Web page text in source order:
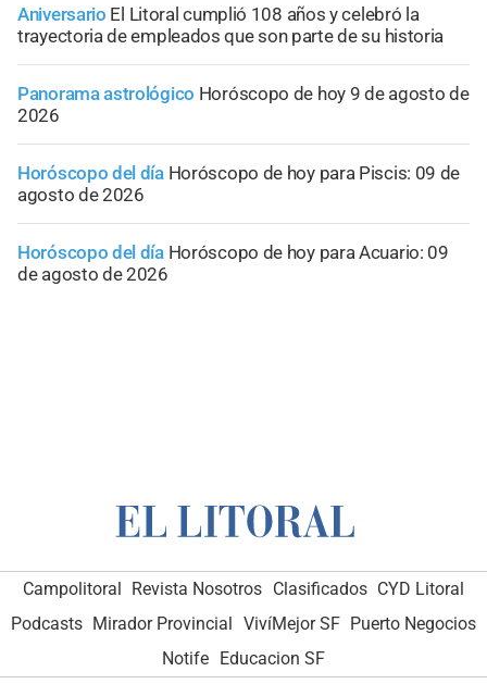
Aniversario El Litoral cumplió 108 años y celebró la
trayectoria de empleados que son parte de su historia
Panorama astrológico Horóscopo de hoy 9 de agosto de
2026
Horóscopo del día Horóscopo de hoy para Piscis: 09 de
agosto de 2026
Horóscopo del día Horóscopo de hoy para Acuario: 09
de agosto de 2026
Campolitoral Revista Nosotros Clasificados CYD Litoral
Podcasts Mirador Provincial VivíMejor SF Puerto Negocios
Notife Educacion SF